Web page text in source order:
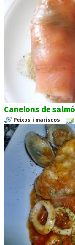
Canelons de salmó
Peixos i mariscos